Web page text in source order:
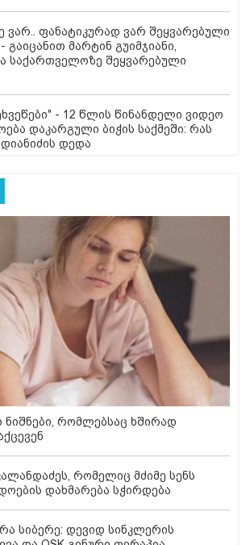
ვარ.. ფანატიკურად ვარ შეყვარებული
მარტინ გუიმჯიანი,
საქართველოზე შეყვარებული
- 12 წლის წინანდელი ვიდეო
დაკარგული ბიჭის საქმეში: რას
დედა
ნიშნები, რომლებსაც ხშირად
რომელიც მძიმე სენს
დახმარება სჭირდება
სიბერე: დევიდ სინკლერის